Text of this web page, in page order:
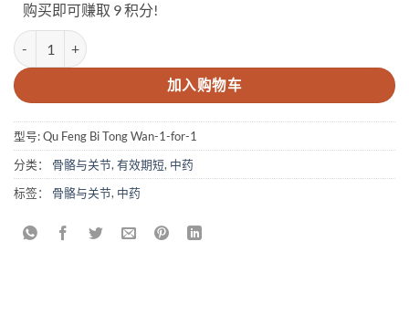
购买即可赚取 9 积分!
Qu Feng Bi Tong Wan *PROMO* Buy 1 Get 1 Free 数量
加入购物车
型号:Qu Feng Bi Tong Wan-1-for-1
分类： 骨骼与关节,有效期短, 中药
标签： 骨骼与关节, 中药